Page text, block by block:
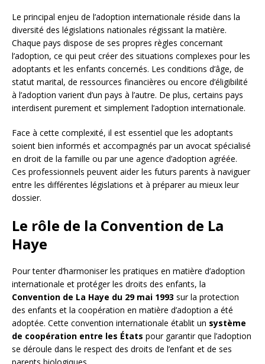
Le principal enjeu de l’adoption internationale réside dans la
diversité des législations nationales régissant la matière.
Chaque pays dispose de ses propres règles concernant
l’adoption, ce qui peut créer des situations complexes pour les
adoptants et les enfants concernés. Les conditions d’âge, de
statut marital, de ressources financières ou encore d’éligibilité
à l’adoption varient d’un pays à l’autre. De plus, certains pays
interdisent purement et simplement l’adoption internationale.
Face à cette complexité, il est essentiel que les adoptants
soient bien informés et accompagnés par un avocat spécialisé
en droit de la famille ou par une agence d’adoption agréée.
Ces professionnels peuvent aider les futurs parents à naviguer
entre les différentes législations et à préparer au mieux leur
dossier.
Le rôle de la Convention de La
Haye
Pour tenter d’harmoniser les pratiques en matière d’adoption
internationale et protéger les droits des enfants, la
Convention de La Haye du 29 mai 1993 sur la protection
des enfants et la coopération en matière d’adoption a été
adoptée. Cette convention internationale établit un système
de coopération entre les États pour garantir que l’adoption
se déroule dans le respect des droits de l’enfant et de ses